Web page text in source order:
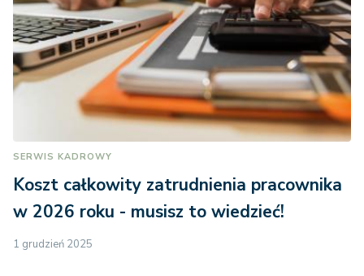
SERWIS KADROWY
Koszt całkowity zatrudnienia pracownika
w 2026 roku - musisz to wiedzieć!
1 grudzień 2025